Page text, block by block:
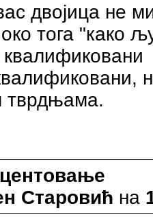
двојица не
тога "како
квалификовани
тврдњама.
Старовић на